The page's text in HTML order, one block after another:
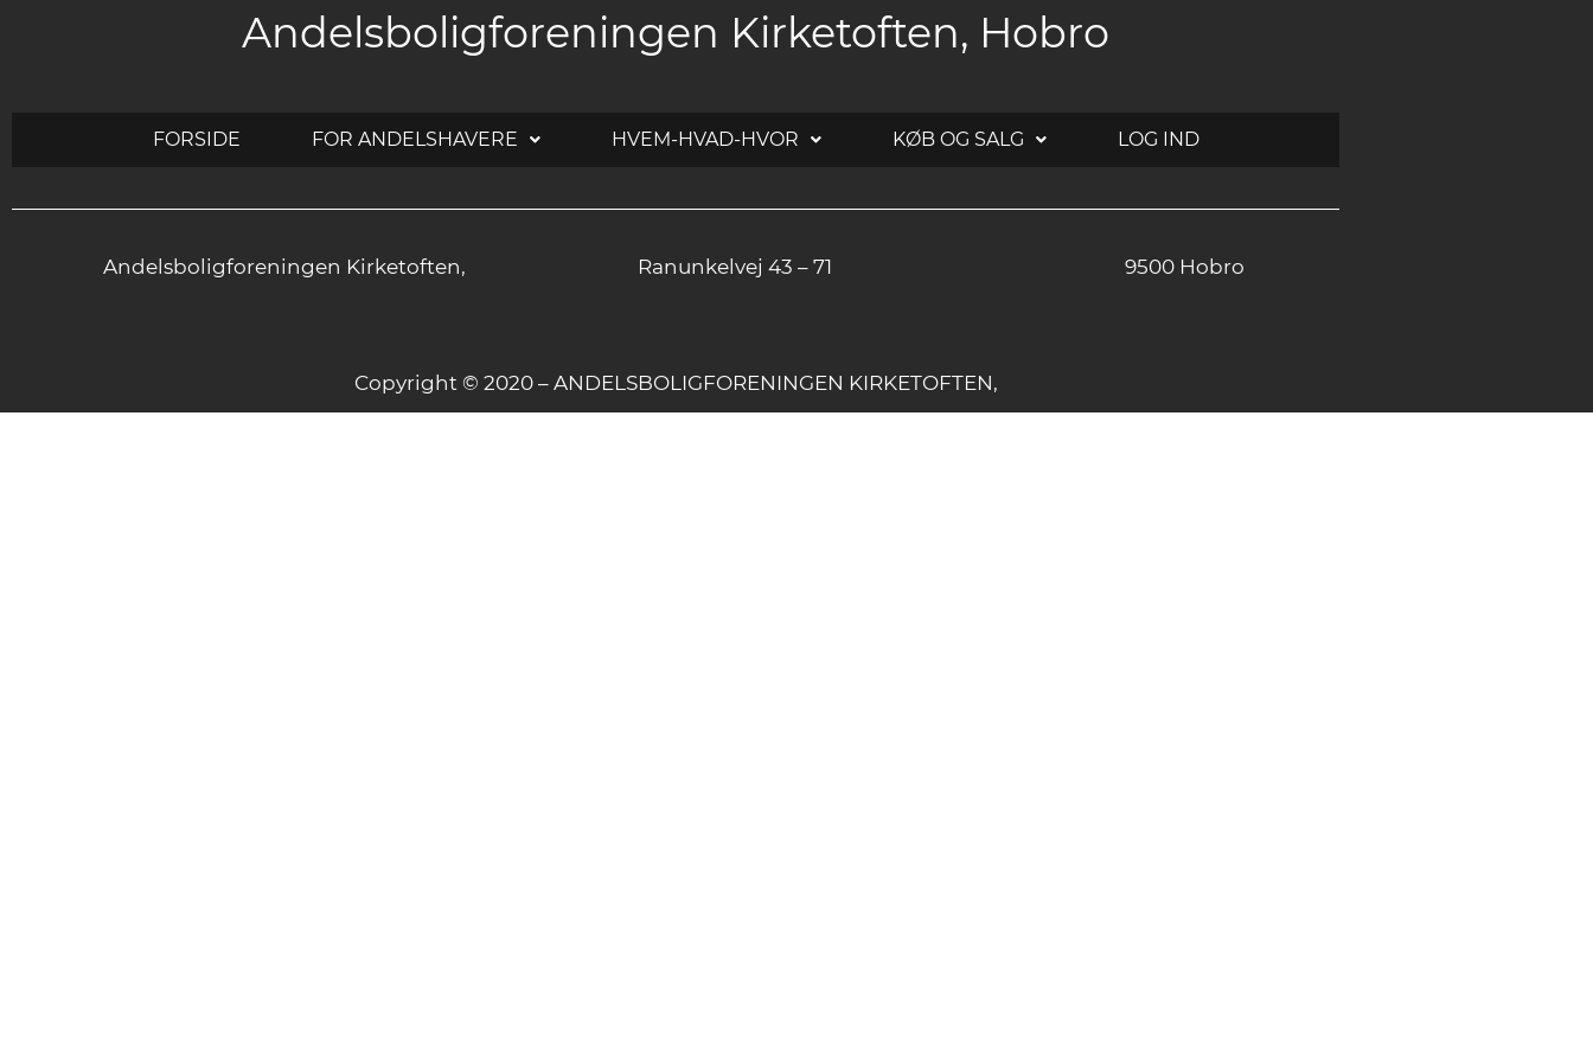
Andelsboligforeningen Kirketoften, Hobro
FORSIDE FOR ANDELSHAVERE HVEM-HVAD-HVOR KØB OG SALG LOG IND
Andelsboligforeningen Kirketoften, Ranunkelvej 43 – 71 9500 Hobro
Copyright © 2020 – ANDELSBOLIGFORENINGEN KIRKETOFTEN,